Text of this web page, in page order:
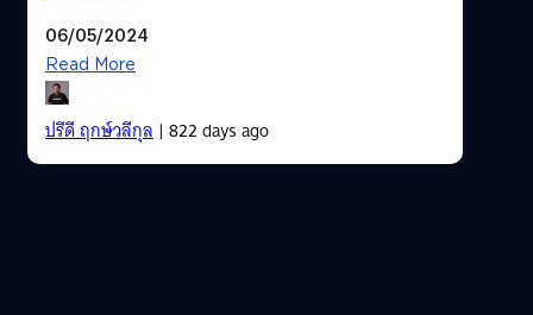
06/05/2024
Read More
ปรีดี ฤกษ์วลีกุล| 822 days ago